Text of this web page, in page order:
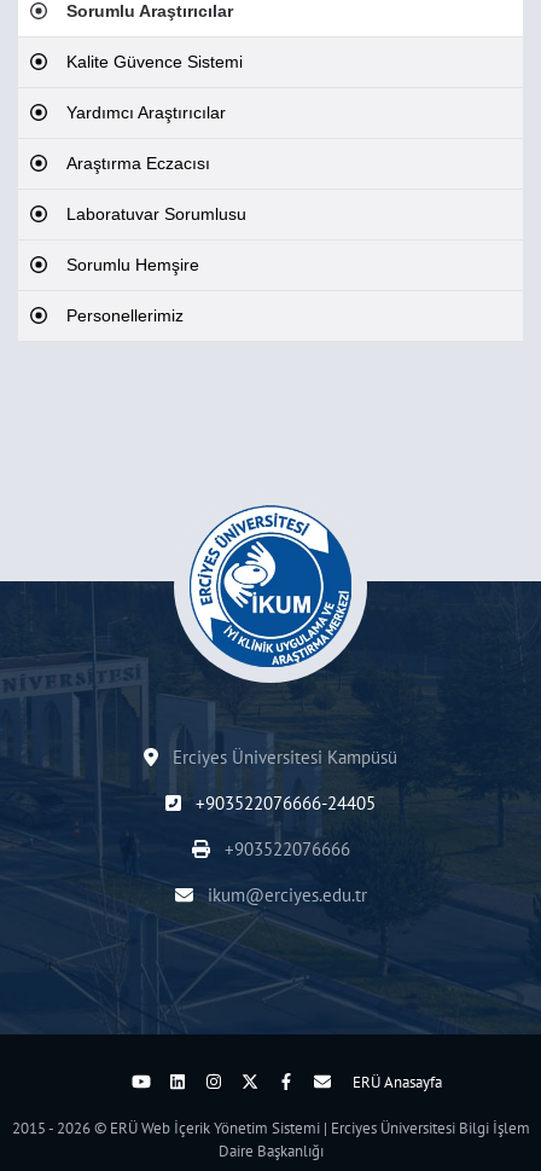
Sorumlu Araştırıcılar
Kalite Güvence Sistemi
Yardımcı Araştırıcılar
Araştırma Eczacısı
Laboratuvar Sorumlusu
Sorumlu Hemşire
Personellerimiz
Erciyes Üniversitesi Kampüsü
+903522076666-24405
+903522076666
ikum@erciyes.edu.tr
ERÜ Anasayfa
2015 - 2026 © ERÜ Web İçerik Yönetim Sistemi | Erciyes Üniversitesi Bilgi İşlem
Daire Başkanlığı